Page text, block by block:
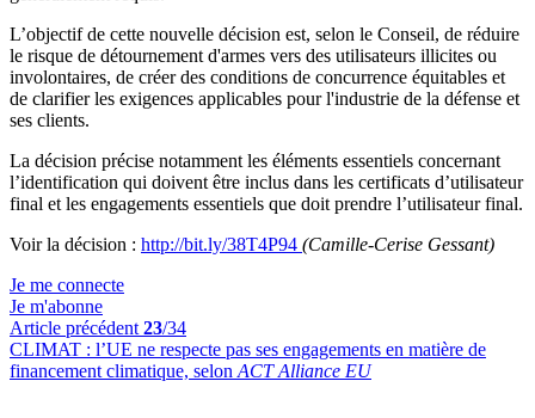
L’objectif de cette nouvelle décision est, selon le Conseil, de réduire
le risque de détournement d'armes vers des utilisateurs illicites ou
involontaires, de créer des conditions de concurrence équitables et
de clarifier les exigences applicables pour l'industrie de la défense et
ses clients.
La décision précise notamment les éléments essentiels concernant
l’identification qui doivent être inclus dans les certificats d’utilisateur
final et les engagements essentiels que doit prendre l’utilisateur final.
Voir la décision : http://bit.ly/38T4P94 (Camille-Cerise Gessant)
Je me connecte
Je m'abonne
Article précédent 23/34
CLIMAT : l’UE ne respecte pas ses engagements en matière de
financement climatique, selon ACT Alliance EU